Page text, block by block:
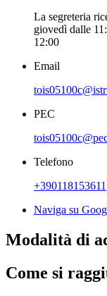
La segreteria
giovedì dalle
12:00
Email
PEC
Telefono
+390118153611
Naviga su
Modalità di
Come si